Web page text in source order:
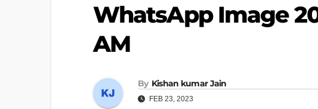
WhatsApp Image
AM
By Kishan kumar Jain
FEB 23, 2023